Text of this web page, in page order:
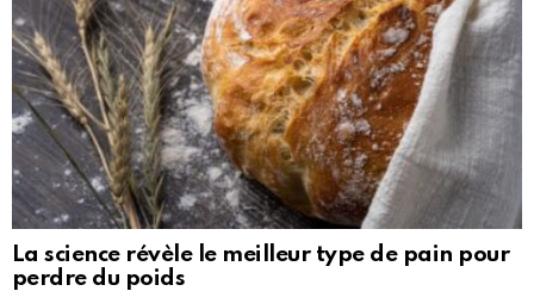
La science révèle le meilleur type de pain pour
perdre du poids